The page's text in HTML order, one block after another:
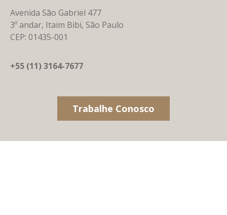
Avenida São Gabriel 477
3º andar, Itaim Bibi, São Paulo
CEP: 01435-001
+55 (11) 3164-7677
Trabalhe Conosco